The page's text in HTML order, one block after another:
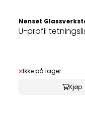
Nenset
U-profil
Ikke på lager
Kjøp